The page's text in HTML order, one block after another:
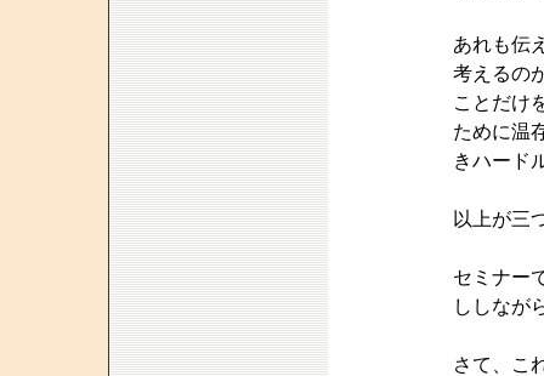
あれも伝
考えるの
ことだけ
ために温
きハード
以上が三
セミナー
ししなが
さて、こ